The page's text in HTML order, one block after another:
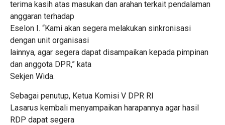
terima kasih atas masukan dan arahan terkait pendalaman
anggaran terhadap
Eselon I. “Kami akan segera melakukan sinkronisasi
dengan unit organisasi
lainnya, agar segera dapat disampaikan kepada pimpinan
dan anggota DPR,” kata
Sekjen Wida.
Sebagai penutup, Ketua Komisi V DPR RI
Lasarus kembali menyampaikan harapannya agar hasil
RDP dapat segera